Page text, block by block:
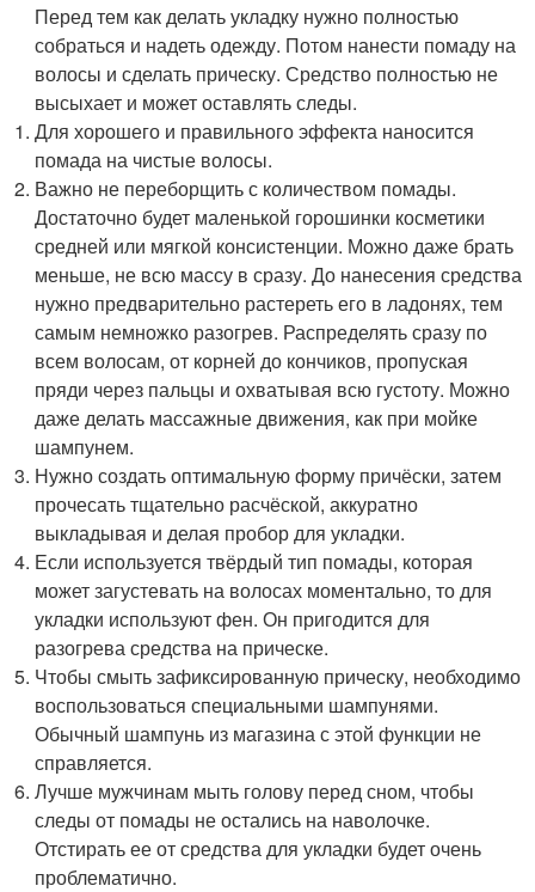
Перед тем как делать укладку нужно полностью
собраться и надеть одежду. Потом нанести помаду на
волосы и сделать прическу. Средство полностью не
высыхает и может оставлять следы.
Для хорошего и правильного эффекта наносится
помада на чистые волосы.
Важно не переборщить с количеством помады.
Достаточно будет маленькой горошинки косметики
средней или мягкой консистенции. Можно даже брать
меньше, не всю массу в сразу. До нанесения средства
нужно предварительно растереть его в ладонях, тем
самым немножко разогрев. Распределять сразу по
всем волосам, от корней до кончиков, пропуская
пряди через пальцы и охватывая всю густоту. Можно
даже делать массажные движения, как при мойке
шампунем.
Нужно создать оптимальную форму причёски, затем
прочесать тщательно расчёской, аккуратно
выкладывая и делая пробор для укладки.
Если используется твёрдый тип помады, которая
может загустевать на волосах моментально, то для
укладки используют фен. Он пригодится для
разогрева средства на прическе.
Чтобы смыть зафиксированную прическу, необходимо
воспользоваться специальными шампунями.
Обычный шампунь из магазина с этой функции не
справляется.
Лучше мужчинам мыть голову перед сном, чтобы
следы от помады не остались на наволочке.
Отстирать ее от средства для укладки будет очень
проблематично.